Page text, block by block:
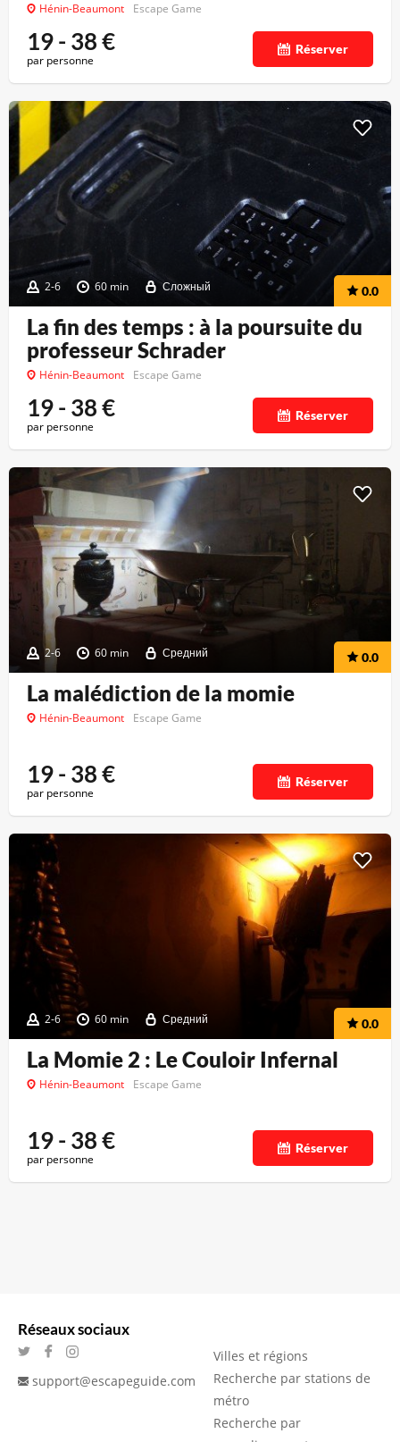
Hénin-Beaumont Escape Game
19 - 38€
par personne
Réserver
2-6 60 min Сложный 0.0
La fin des temps : à la poursuite du
professeur Schrader
Hénin-Beaumont Escape Game
19 - 38€
par personne
Réserver
2-6 60 min Средний 0.0
La malédiction de la momie
Hénin-Beaumont Escape Game
19 - 38€
par personne
Réserver
2-6 60 min Средний 0.0
La Momie 2 : Le Couloir Infernal
Hénin-Beaumont Escape Game
19 - 38€
par personne
Réserver
Réseaux sociaux
support@escapeguide.com
Villes et régions
Recherche par stations de
métro
Recherche par